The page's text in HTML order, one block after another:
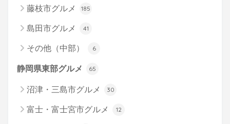
藤枝市グルメ 185
島田市グルメ 41
その他（中部） 6
静岡県東部グルメ 65
沼津・三島市グルメ 30
富士・富士宮市グルメ 12